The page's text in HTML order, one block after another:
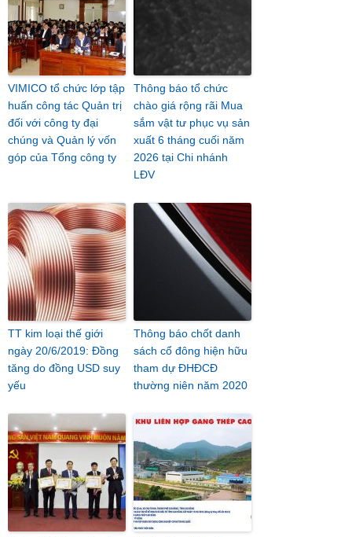
VIMICO tổ chức lớp tập
huấn công tác Quản trị
đối với công ty đại
chúng và Quản lý vốn
góp của Tổng công ty
Thông báo tổ chức
chào giá rộng rãi Mua
sắm vật tư phục vụ sản
xuất 6 tháng cuối năm
2026 tại Chi nhánh
LĐV
TT kim loại thế giới
ngày 20/6/2019: Đồng
tăng do đồng USD suy
yếu
Thông báo chốt danh
sách cổ đông hiện hữu
tham dự ĐHĐCĐ
thường niên năm 2020